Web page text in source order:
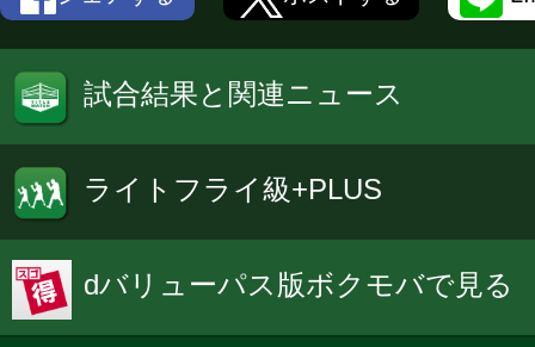
試合結果と関連ニュース
ライトフライ級+PLUS
dバリューパス版ボクモバで見る